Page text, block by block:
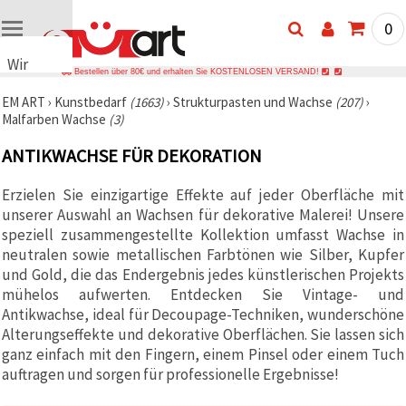
Wir
Cookies
🍪 Wir
Cookies
ähnliche
Technologien,
um das
ordnungsgemäße
Funktionieren
der Website
sicherzustellen,
Ihr
Nutzungserlebnis
zu
verbessern
und, mit
Ihrer
Einwilligung,
0
Bestellen über 80€ und erhalten Sie KOSTENLOSEN VERSAND!
EM ART › Kunstbedarf (1663)› Strukturpasten und Wachse (207)›
Malfarben Wachse (3)
ANTIKWACHSE FÜR DEKORATION
Erzielen Sie einzigartige Effekte auf jeder Oberfläche mit
unserer Auswahl an Wachsen für dekorative Malerei! Unsere
speziell zusammengestellte Kollektion umfasst Wachse in
neutralen sowie metallischen Farbtönen wie Silber, Kupfer
und Gold, die das Endergebnis jedes künstlerischen Projekts
mühelos aufwerten. Entdecken Sie Vintage- und
Antikwachse, ideal für Decoupage-Techniken, wunderschöne
Alterungseffekte und dekorative Oberflächen. Sie lassen sich
ganz einfach mit den Fingern, einem Pinsel oder einem Tuch
auftragen und sorgen für professionelle Ergebnisse!